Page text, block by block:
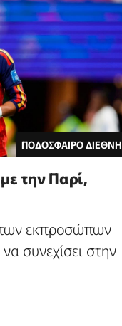
ΠΟΔΟΣΦΑΙΡΟ ΔΙΕΘΝΗ
την Παρί,
των εκπροσώπων
συνεχίσει στην